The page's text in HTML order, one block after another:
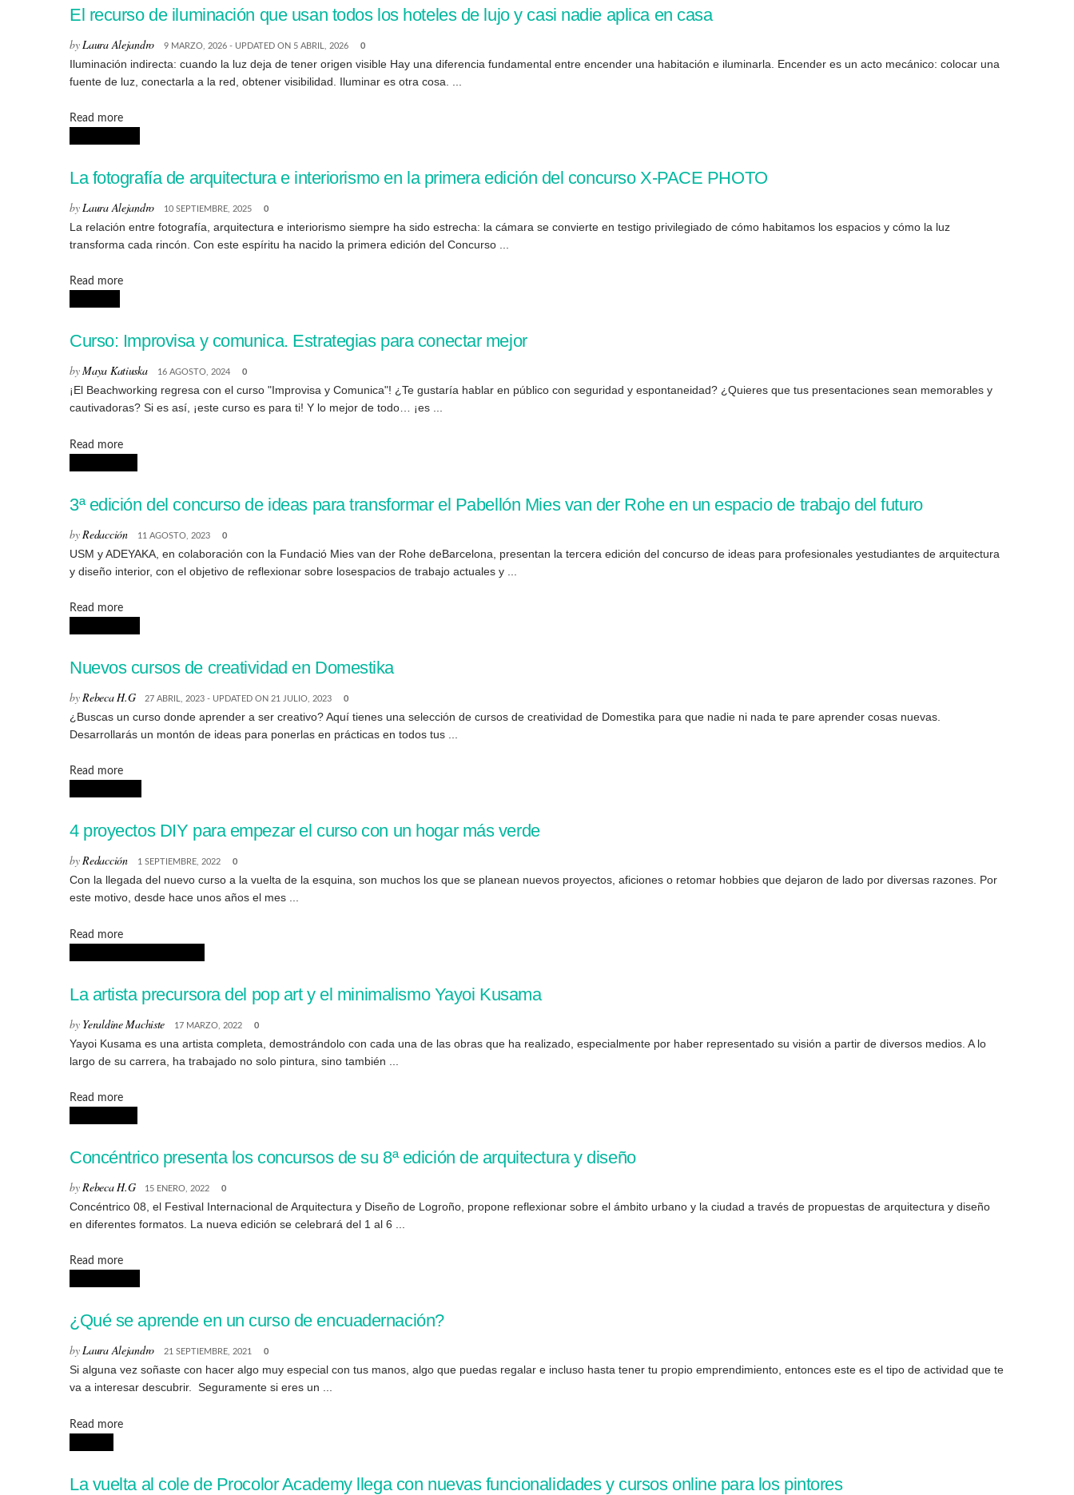
El recurso de iluminación que usan todos los hoteles de lujo y casi nadie aplica en casa
by Laura Alejandro 9 MARZO, 2026 - UPDATED ON 5 ABRIL, 2026 0
Iluminación indirecta: cuando la luz deja de tener origen visible Hay una diferencia fundamental entre encender una habitación e iluminarla. Encender es un acto mecánico: colocar una
fuente de luz, conectarla a la red, obtener visibilidad. Iluminar es otra cosa. ...
Read moreDetails
La fotografía de arquitectura e interiorismo en la primera edición del concurso X-PACE PHOTO
byLaura Alejandro 10 SEPTIEMBRE, 2025 0
La relación entre fotografía, arquitectura e interiorismo siempre ha sido estrecha: la cámara se convierte en testigo privilegiado de cómo habitamos los espacios y cómo la luz
transforma cada rincón. Con este espíritu ha nacido la primera edición del Concurso ...
Read moreDetails
Curso: Improvisa y comunica. Estrategias para conectar mejor
byMaya Katiuska 16 AGOSTO, 2024 0
¡El Beachworking regresa con el curso "Improvisa y Comunica"! ¿Te gustaría hablar en público con seguridad y espontaneidad? ¿Quieres que tus presentaciones sean memorables y
cautivadoras? Si es así, ¡este curso es para ti! Y lo mejor de todo… ¡es ...
Read moreDetails
3ª edición del concurso de ideas para transformar el Pabellón Mies van der Rohe en un espacio de trabajo del futuro
by Redacción 11 AGOSTO, 2023 0
USM y ADEYAKA, en colaboración con la Fundació Mies van der Rohe deBarcelona, presentan la tercera edición del concurso de ideas para profesionales yestudiantes de arquitectura
y diseño interior, con el objetivo de reflexionar sobre losespacios de trabajo actuales y ...
Read moreDetails
Nuevos cursos de creatividad en Domestika
byRebeca H.G 27 ABRIL, 2023 - UPDATED ON 21 JULIO, 2023 0
¿Buscas un curso donde aprender a ser creativo? Aquí tienes una selección de cursos de creatividad de Domestika para que nadie ni nada te pare aprender cosas nuevas.
Desarrollarás un montón de ideas para ponerlas en prácticas en todos tus ...
Read moreDetails
4 proyectos DIY para empezar el curso con un hogar más verde
byRedacción 1 SEPTIEMBRE, 2022 0
Con la llegada del nuevo curso a la vuelta de la esquina, son muchos los que se planean nuevos proyectos, aficiones o retomar hobbies que dejaron de lado por diversas razones. Por
este motivo, desde hace unos años el mes ...
Read moreDetails
La artista precursora del pop art y el minimalismo Yayoi Kusama
by Yeraldine Machiste 17 MARZO, 2022 0
Yayoi Kusama es una artista completa, demostrándolo con cada una de las obras que ha realizado, especialmente por haber representado su visión a partir de diversos medios. A lo
largo de su carrera, ha trabajado no solo pintura, sino también ...
Read moreDetails
Concéntrico presenta los concursos de su 8ª edición de arquitectura y diseño
byRebeca H.G 15 ENERO, 2022 0
Concéntrico 08, el Festival Internacional de Arquitectura y Diseño de Logroño, propone reflexionar sobre el ámbito urbano y la ciudad a través de propuestas de arquitectura y diseño
en diferentes formatos. La nueva edición se celebrará del 1 al 6 ...
Read moreDetails
¿Qué se aprende en un curso de encuadernación?
byLaura Alejandro 21 SEPTIEMBRE, 2021 0
Si alguna vez soñaste con hacer algo muy especial con tus manos, algo que puedas regalar e incluso hasta tener tu propio emprendimiento, entonces este es el tipo de actividad que te
va a interesar descubrir. Seguramente si eres un ...
Read moreDetails
La vuelta al cole de Procolor Academy llega con nuevas funcionalidades y cursos online para los pintores